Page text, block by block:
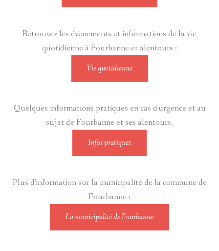
Retrouvez les évènements et informations de la vie
quotidienne à Fourbanne et alentours :
Vie quotidienne
Quelques informations pratiques en cas d'urgence et au
sujet de Fourbanne et ses alentours.
Infos pratiques
Plus d'information sur la municipalité de la commune de
Fourbanne :
La municipalité de Fourbanne